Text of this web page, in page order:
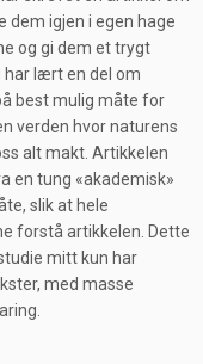
dem igjen i egen hage
og gi dem et trygt
har lært en del om
best mulig måte for
verden hvor naturens
alt makt. Artikkelen
en tung «akademisk»
slik at hele
forstå artikkelen. Dette
mitt kun har
med masse